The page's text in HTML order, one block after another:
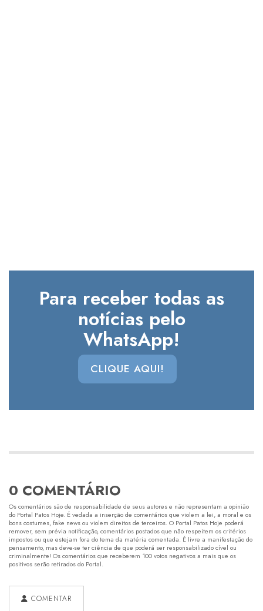
Para receber todas as
notícias pelo
WhatsApp!
CLIQUE AQUI!
0 COMENTÁRIO
Os comentários são de responsabilidade de seus autores e não representam a opinião
do Portal Patos Hoje. É vedada a inserção de comentários que violem a lei, a moral e os
bons costumes, fake news ou violem direitos de terceiros. O Portal Patos Hoje poderá
remover, sem prévia notificação, comentários postados que não respeitem os critérios
impostos ou que estejam fora do tema da matéria comentada. É livre a manifestação do
pensamento, mas deve-se ter ciência de que poderá ser responsabilizado cível ou
criminalmente! Os comentários que receberem 100 votos negativos a mais que os
positivos serão retirados do Portal.
COMENTAR